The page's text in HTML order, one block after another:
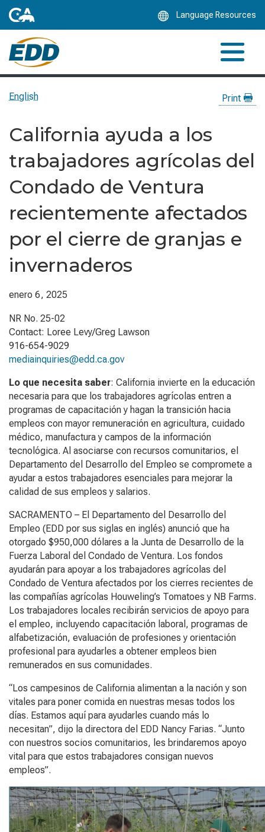
Language Resources
English Print
California ayuda a los
trabajadores agrícolas del
Condado de Ventura
recientemente afectados
por el cierre de granjas e
invernaderos
enero 6, 2025
NR No. 25-02
Contact: Loree Levy/Greg Lawson
916-654-9029
mediainquiries@edd.ca.gov
Lo que necesita saber: California invierte en la educación
necesaria para que los trabajadores agrícolas entren a
programas de capacitación y hagan la transición hacia
empleos con mayor remuneración en agricultura, cuidado
médico, manufactura y campos de la información
tecnológica. Al asociarse con recursos comunitarios, el
Departamento del Desarrollo del Empleo se compromete a
ayudar a estos trabajadores esenciales para mejorar la
calidad de sus empleos y salarios.
SACRAMENTO – El Departamento del Desarrollo del
Empleo (EDD por sus siglas en inglés) anunció que ha
otorgado $950,000 dólares a la Junta de Desarrollo de la
Fuerza Laboral del Condado de Ventura. Los fondos
ayudarán para apoyar a los trabajadores agrícolas del
Condado de Ventura afectados por los cierres recientes de
las compañías agrícolas Houweling’s Tomatoes y NB Farms.
Los trabajadores locales recibirán servicios de apoyo para
el empleo, incluyendo capacitación laboral, programas de
alfabetización, evaluación de profesiones y orientación
profesional para ayudarles a obtener empleos bien
remunerados en sus comunidades.
“Los campesinos de California alimentan a la nación y son
vitales para poner comida en nuestras mesas todos los
días. Estamos aquí para ayudarles cuando más lo
necesitan”, dijo la directora del EDD Nancy Farias. “Junto
con nuestros socios comunitarios, les brindaremos apoyo
vital para que estos trabajadores consigan nuevos
empleos”.